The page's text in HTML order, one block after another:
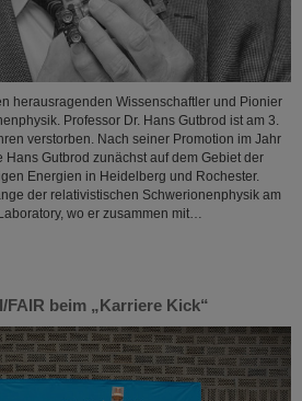
herausragenden Wissenschaftler und Pionier
Professor Dr. Hans Gutbrod ist am 3.
verstorben. Nach seiner Promotion im Jahr
Hans Gutbrod zunächst auf dem Gebiet der
Energien in Heidelberg und Rochester.
der relativistischen Schwerionenphysik am
wo er zusammen mit…
beim „Karriere Kick“